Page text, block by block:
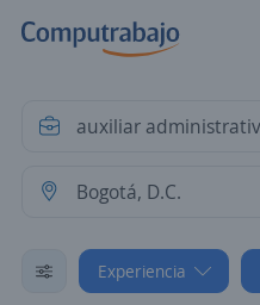
Experiencia